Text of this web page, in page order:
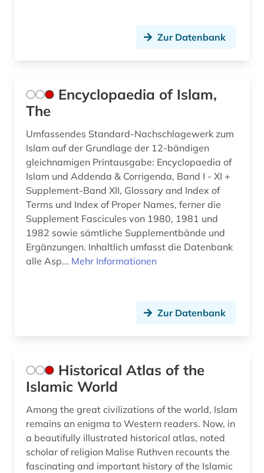
Zur Datenbank
Encyclopaedia of Islam,
The
Umfassendes Standard-Nachschlagewerk zum
Islam auf der Grundlage der 12-bändigen
gleichnamigen Printausgabe: Encyclopaedia of
Islam und Addenda & Corrigenda, Band I - XI +
Supplement-Band XII, Glossary and Index of
Terms und Index of Proper Names, ferner die
Supplement Fascicules von 1980, 1981 und
1982 sowie sämtliche Supplementbände und
Ergänzungen. Inhaltlich umfasst die Datenbank
alle Asp... Mehr Informationen
Zur Datenbank
Historical Atlas of the
Islamic World
Among the great civilizations of the world, Islam
remains an enigma to Western readers. Now, in
a beautifully illustrated historical atlas, noted
scholar of religion Malise Ruthven recounts the
fascinating and important history of the Islamic